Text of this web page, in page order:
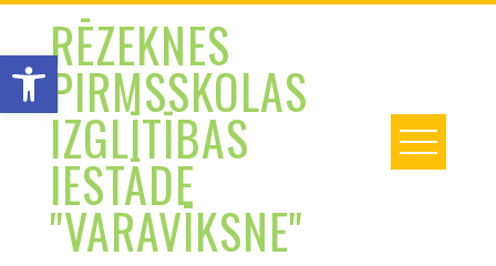
Open toolbar
Skip
contentRĒZEKNES
PIRMSSKOLAS
IZGLĪTĪBAS
IESTĀDE
"VARAVĪKSNE"